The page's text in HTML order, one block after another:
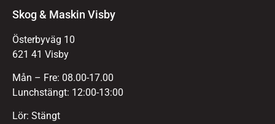
Skog & Maskin Visby
Österbyväg 10
621 41 Visby
Mån – Fre: 08.00-17.00
Lunchstängt: 12:00-13:00
Lör: Stängt